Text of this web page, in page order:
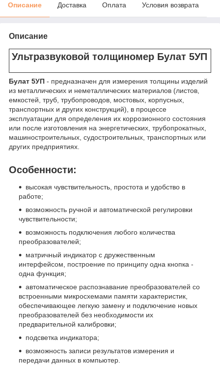
Описание Доставка Оплата Условия возврата
Описание
Ультразвуковой толщиномер Булат 5УП
Булат 5УП - предназначен для измерения толщины изделий
из металлических и неметаллических материалов (листов,
емкостей, труб, трубопроводов, мостовых, корпусных,
транспортных и других конструкций), в процессе
эксплуатации для определения их коррозионного состояния
или после изготовления на энергетических, трубопрокатных,
машиностроительных, судостроительных, транспортных или
других предприятиях.
Особенности:
высокая чувствительность, простота и удобство в
работе;
возможность ручной и автоматической регулировки
чувствительности;
возможность подключения любого количества
преобразователей;
матричный индикатор с дружественным
интерфейсом, построение по принципу одна кнопка -
одна функция;
автоматическое распознавание преобразователей со
встроенными микросхемами памяти характеристик,
обеспечивающее легкую замену и подключение новых
преобразователей без необходимости их
предварительной калибровки;
подсветка индикатора;
возможность записи результатов измерения и
передачи данных в компьютер.